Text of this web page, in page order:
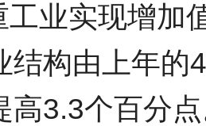
业实现增加
结构由上年的
高3.3个百分